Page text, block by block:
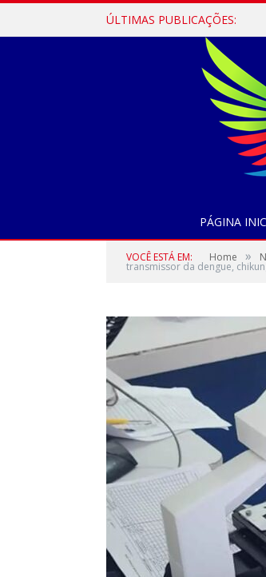
ÚLTIMAS PUBLICAÇÕES:
PÁGINA
VOCÊ ESTÁ EM: Home »
transmissor da dengue,